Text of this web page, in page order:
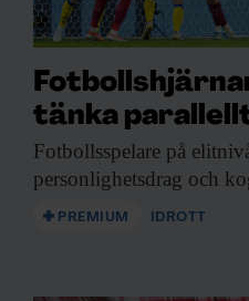
tänka
Fotbollsspelare på
personlighetsdrag och
PREMIUM IDROTT